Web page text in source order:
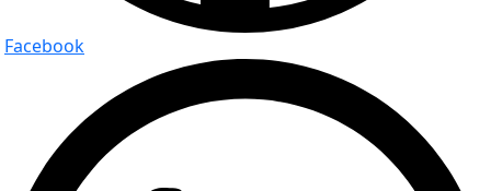
Facebook